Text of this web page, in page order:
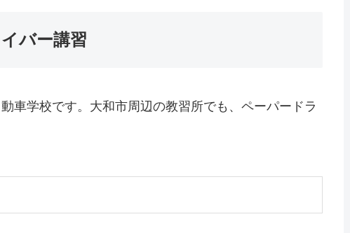
バー講習
車学校です。大和市周辺の教習所でも、ペーパードラ